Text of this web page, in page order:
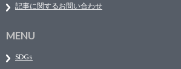
記事に関するお問い合わせ
MENU
SDGs